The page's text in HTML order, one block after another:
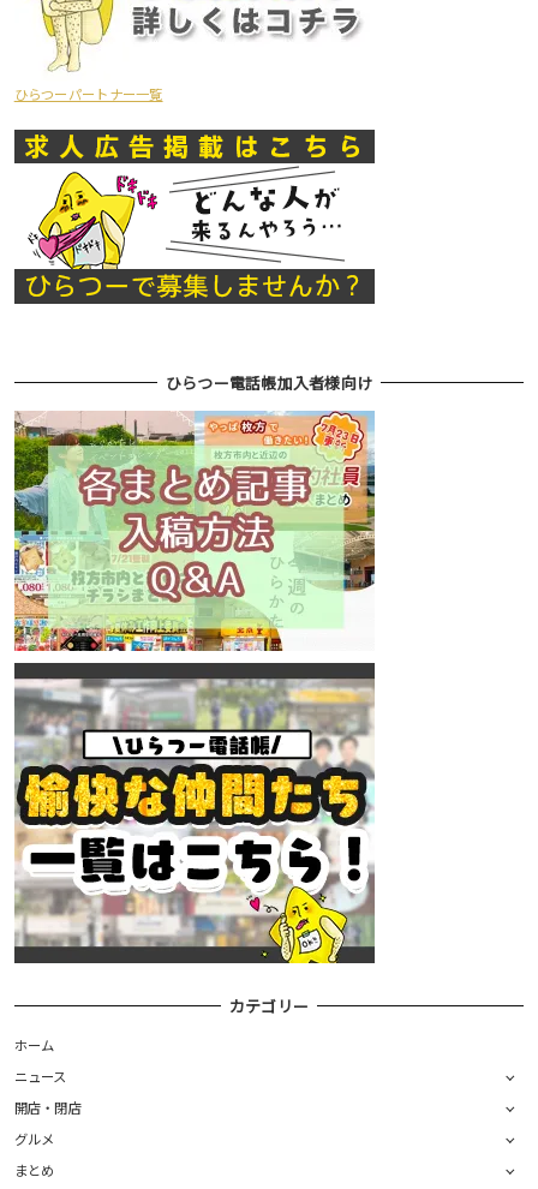
ひらつーパートナー一覧
ひらつー電話帳加入者様向け
カテゴリー
ホーム
ニュース
開店・閉店
グルメ
まとめ